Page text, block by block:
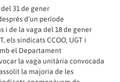
31 de gener
d’un període
i de la vaga del 18 de gener
els sindicats CCOO, UGT i
el Departament
la vaga unitària convocada
la majoria de les